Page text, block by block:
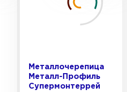
Металлочерепица
Металл-Профиль
Супермонтеррей